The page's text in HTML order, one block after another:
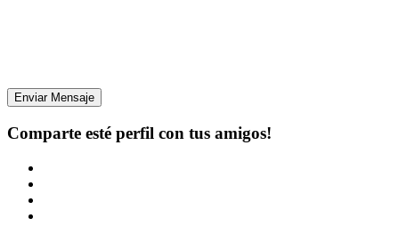
Enviar Mensaje
Comparte esté perfil con tus amigos!